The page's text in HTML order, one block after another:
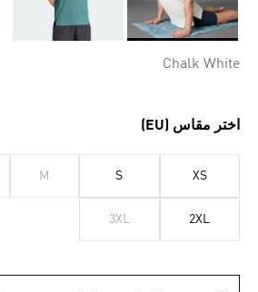
Chalk White
اختر مقاس (EU)
XS
S
M
2XL
3XL